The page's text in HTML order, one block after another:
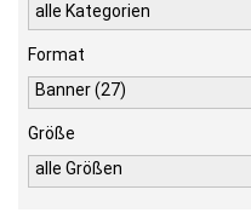
alle Kategorien
Format
Banner (27)
Größe
alle Größen